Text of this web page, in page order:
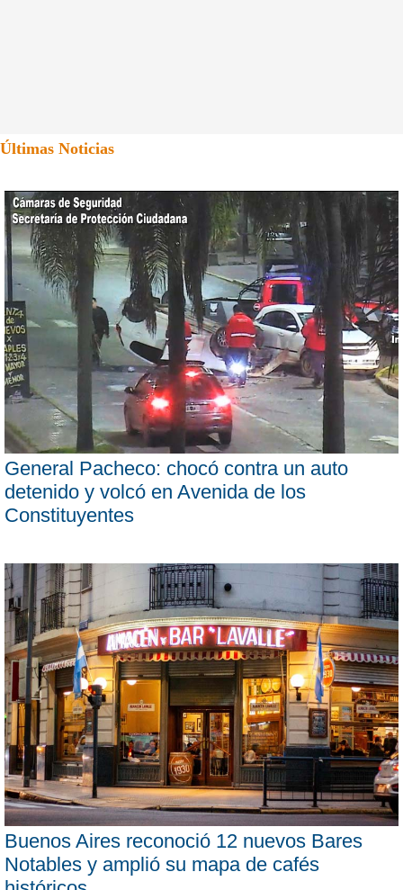
Últimas Noticias
General Pacheco: chocó contra un auto
detenido y volcó en Avenida de los
Constituyentes
Buenos Aires reconoció 12 nuevos Bares
Notables y amplió su mapa de cafés